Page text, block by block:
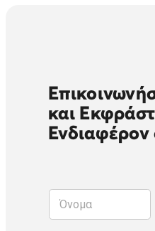
και
Ενδιαφέρον